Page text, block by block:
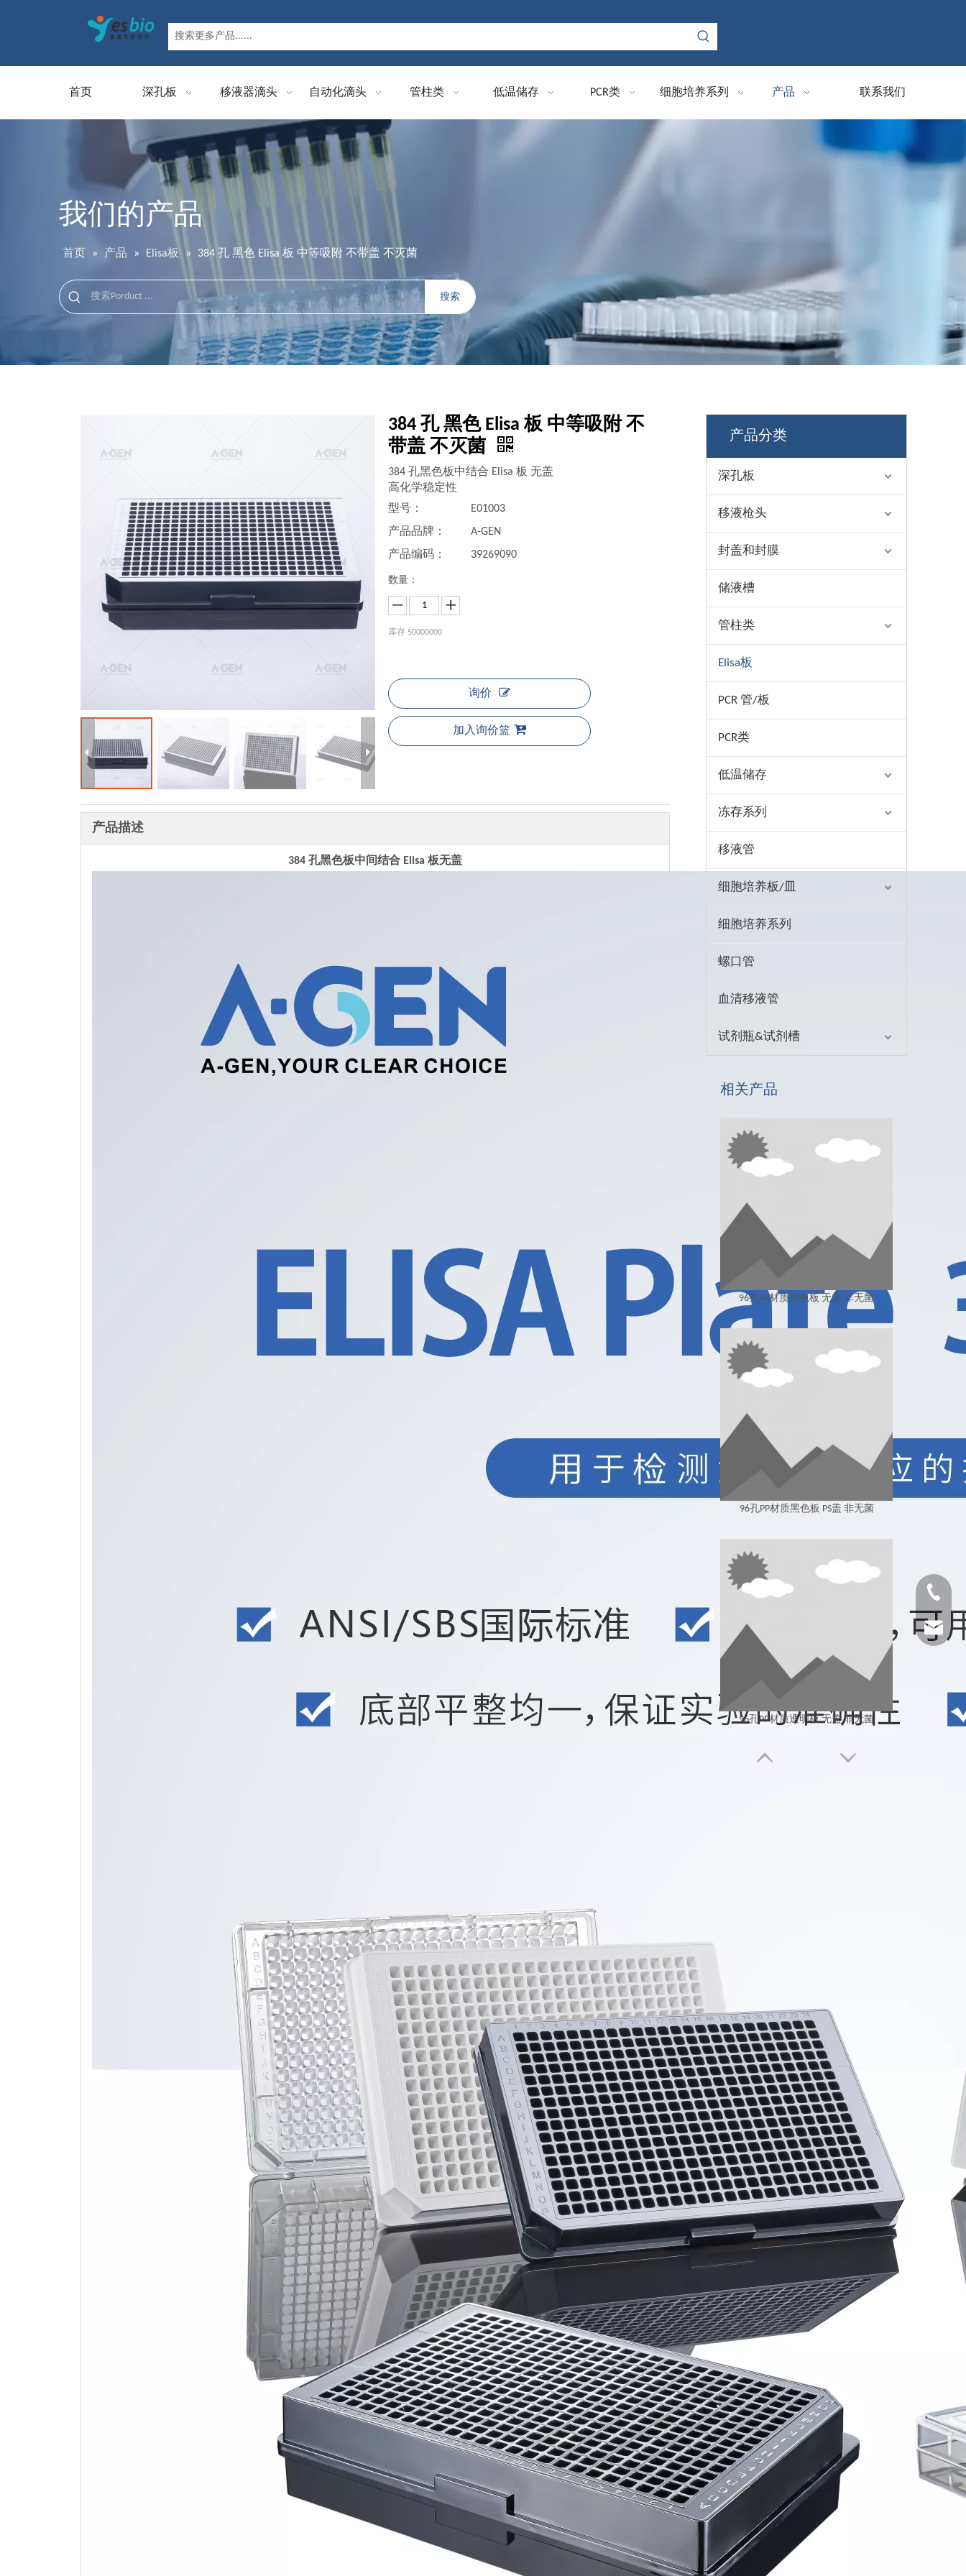
首页 深孔板 移液器滴头 自动化滴头 管柱类 低温储存 PCR类 细胞培养系列 产品 联系我们
我们的产品
首页 » 产品 » Elisa板 » 384 孔 黑色 Elisa 板 中等吸附 不带盖 不灭菌
搜索
384 孔 黑色 Elisa 板 中等吸附 不
带盖 不灭菌
384 孔黑色板中结合 Elisa 板 无盖
高化学稳定性
型号：
E01003
产品品牌：
A-GEN
产品编码：
39269090
数量：
库存 50000000
询价
加入询价篮
产品描述
384 孔黑色板中间结合 Elisa 板无盖
产品分类
深孔板
移液枪头
封盖和封膜
储液槽
管柱类
Elisa板
PCR 管/板
PCR类
低温储存
冻存系列
移液管
细胞培养板/皿
细胞培养系列
螺口管
血清移液管
试剂瓶&试剂槽
相关产品
96孔PP材质黑色板 无盖 非无菌
96孔PP材质黑色板 PS盖 非无菌
96孔PP材质透明板 无盖 非无菌
384孔黑板 透明盖 中等吸附 无菌
384孔黑板 黑盖 中等吸附 无菌